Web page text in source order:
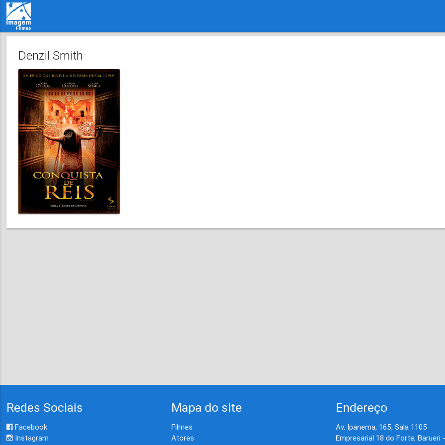
Denzil Smith
Redes Sociais
Facebook
Instagram
Mapa do site
Filmes
Atores
Endereço
Av. Ipanema, 165, Sala 1105
Empresarial 18 do Forte, Barueri